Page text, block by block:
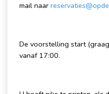
mail naar
De voorstelling start
vanaf 17:00.